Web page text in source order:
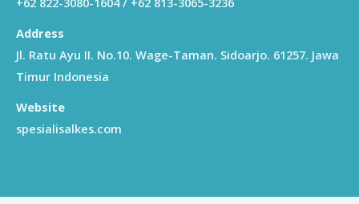
Address
Jl. Ratu Ayu II. No.10. Wage-Taman. Sidoarjo. 61257. Jawa
Timur Indonesia
Website
spesialisalkes.com